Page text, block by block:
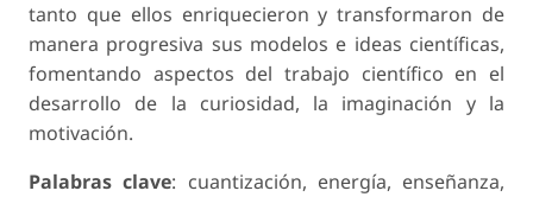
tanto que ellos enriquecieron y transformaron de
manera progresiva sus modelos e ideas científicas,
fomentando aspectos del trabajo científico en el
desarrollo de la curiosidad, la imaginación y la
motivación.
Palabras clave: cuantización, energía, enseñanza,